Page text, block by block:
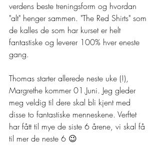
verdens beste treningsform og hvordan
"alt" henger sammen. "The Red Shirts" som
de kalles de som har kurset er helt
fantastiske og leverer 100% hver eneste
gang.
Thomas starter allerede neste uke (!),
Margrethe kommer 01.Juni. Jeg gleder
meg veldig til dere skal bli kjent med
disse to fantastiske menneskene. Verftet
har fått til mye de siste 6 årene, vi skal få
til mer de neste 6 😉